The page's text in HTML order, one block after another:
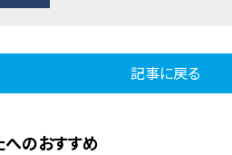
記事に戻る
のおすすめ